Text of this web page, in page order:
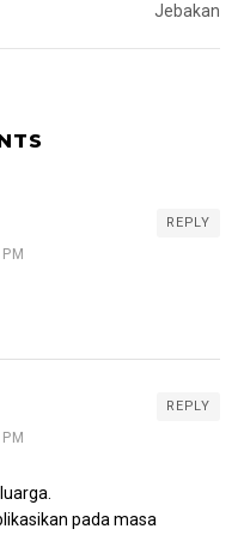
Jebakan
REPLY
REPLY
pada masa